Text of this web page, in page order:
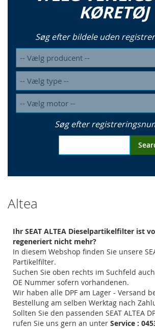
KØRETØJ
Søg efter bildele uden
Søg efter
Altea
Ihr SEAT ALTEA Dieselpartikelfilter ist
regeneriert nicht mehr?
In diesem Webshop finden Sie unsere
Partikelfilter.
Suchen Sie oben rechts im Suchfeld
OE Nummer sofern vorhandenen.
Wir haben alle DPF am Lager - Versand
Bestellung am selben Werktag nach
Sollten Sie den passenden SEAT ALTEA
rufen Sie uns gern an unter Service :